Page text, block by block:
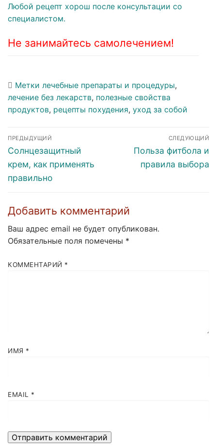
Любой рецепт хорош после консультации со
специалистом.
Не занимайтесь самолечением!
Метки лечебные препараты и процедуры,
лечение без лекарств, полезные свойства
продуктов, рецепты похудения, уход за собой
Навигация
по
записям
ПРЕДЫДУЩИЙ
Предыдущая
запись:
Солнцезащитный
крем, как применять
правильно
СЛЕДУЮЩИЙ
Следующая
запись:
Польза фитбола и
правила выбора
Добавить комментарий
Ваш адрес email не будет опубликован.
Обязательные поля помечены *
КОММЕНТАРИЙ *
ИМЯ *
EMAIL *